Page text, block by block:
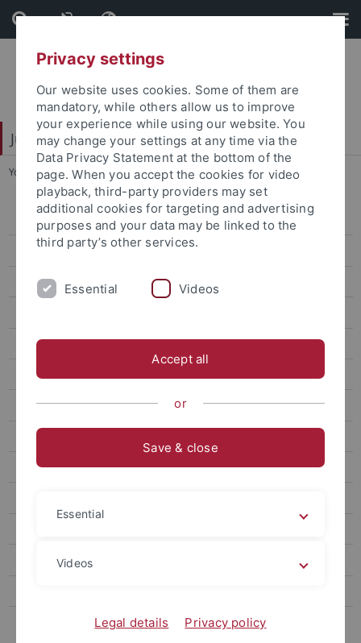
Skip
to
content
Skip
to
footer
Juristische Fakultät
You are here: Startseite ... Remmert
Lehrstühle Bürgerliches Recht
Lehrstühle Öffentliches Recht
von Bernstorff
Nettesheim
Remmert
Mitarbeiterinnen und Mitarbeiter
Lehrveranstaltungen
Emeritierte und pensionierte Professoren
Privacy settings
Our website uses cookies. Some of them are
mandatory, while others allow us to improve
your experience while using our website. You
may change your settings at any time via the
Data Privacy Statement at the bottom of the
page. When you accept the cookies for video
playback, third-party providers may set
additional cookies for targeting and advertising
purposes and your data may be linked to the
third party’s other services.
Essential Videos
Accept all
or
Save & close
Essential
Videos
Legal details Privacy policy